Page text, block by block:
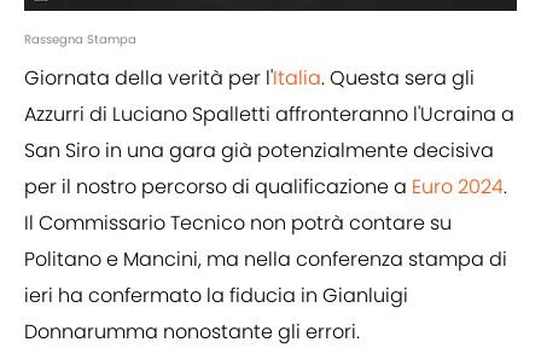
Rassegna Stampa
Giornata della verità per l'Italia. Questa sera gli
Azzurri di Luciano Spalletti affronteranno l'Ucraina a
San Siro in una gara già potenzialmente decisiva
per il nostro percorso di qualificazione a Euro 2024.
Il Commissario Tecnico non potrà contare su
Politano e Mancini, ma nella conferenza stampa di
ieri ha confermato la fiducia in Gianluigi
Donnarumma nonostante gli errori.